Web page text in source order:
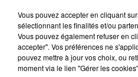
L'opération "Du stade vers
tient demain de 10h00 à
Mulhouse.Dès leur arrivée,
répartis en équipes mixtes
sportives, dans un cadre
Vous pouvez accepter en cliquant
sélectionnant les finalités et/ou
Vous pouvez également refuser en
accepter". Vos préférences ne
pouvez mettre à jour vos choix, ou
moment via le lien "Gérer les